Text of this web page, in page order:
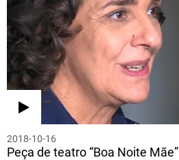
2018-10-16
Peça de teatro “Boa Noite Mãe”